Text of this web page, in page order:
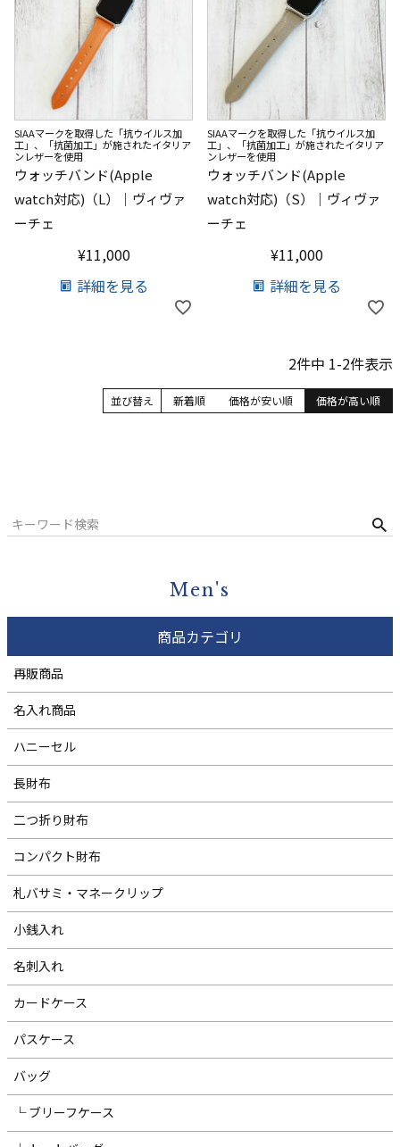
Men's
商品カテゴリ
再販商品
名入れ商品
ハニーセル
長財布
二つ折り財布
コンパクト財布
札バサミ・マネークリップ
小銭入れ
名刺入れ
カードケース
パスケース
バッグ
└ ブリーフケース
SIAAマークを取得した「抗ウイルス加
工」、「抗菌加工」が施されたイタリア
ンレザーを使用
ウォッチバンド(Apple
watch対応)（L）｜ヴィヴァ
ーチェ
¥11,000
詳細を見る
SIAAマークを取得した「抗ウイルス加
工」、「抗菌加工」が施されたイタリア
ンレザーを使用
ウォッチバンド(Apple
watch対応)（S）｜ヴィヴァ
ーチェ
¥11,000
詳細を見る
並び替え 価格が安い順 価格が高い順
新着順
2件中 1-2件表示